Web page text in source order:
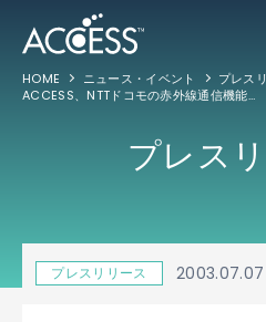
HOME ニュース・イベント
プレス
ACCESS、NTTドコモの赤外線通信機能搭載iモード
プレス
プレスリリース 2003.07.07